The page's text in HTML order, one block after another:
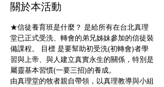
關於本活動
★信徒養育班是什麼？ 是給所有在台北真理
堂已正式受洗、轉會的弟兄姊妹參加的信徒裝
備課程。 目標 是要幫助初受洗(初轉會)者學
習與上帝、與人建立真實永生的關係，特別是
屬靈基本習慣(一要三招)的養成。
由真理堂的牧者親自帶領，以真理教導與小組